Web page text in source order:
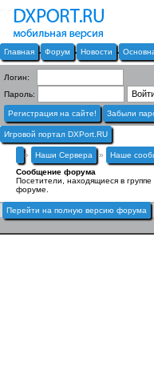
Главная Форум Новости
Логин:
Пароль:
Регистрация на сайте! Забыли
Игровой портал DXPort.RU
» Наши Сервера » Наше
Сообщение форума
Посетители, находящиеся в группе
форуме.
Перейти на полную версию форума